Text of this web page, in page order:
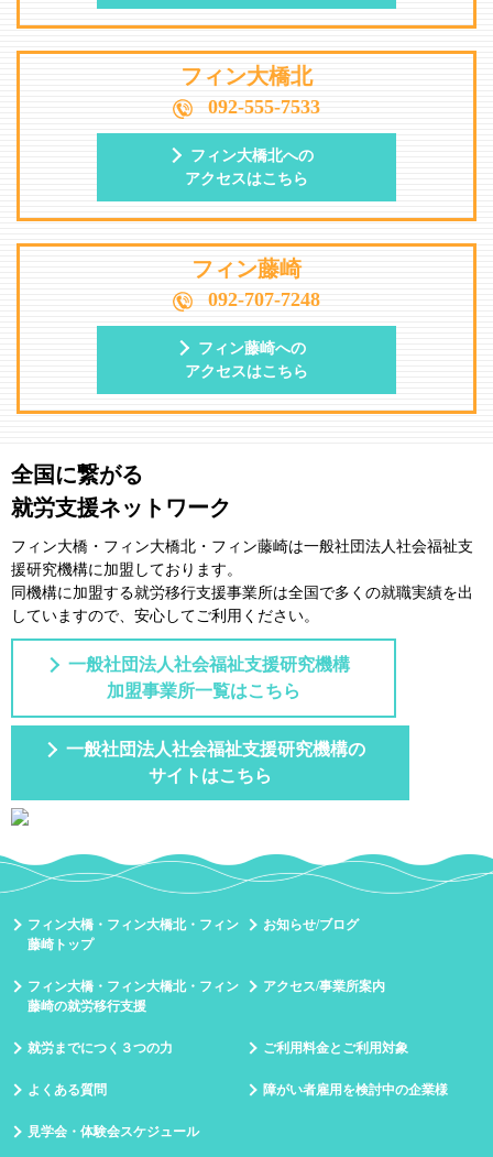
フィン大橋北
092-555-7533
フィン大橋北への
アクセスはこちら
フィン藤崎
092-707-7248
フィン藤崎への
アクセスはこちら
全国に繋がる
就労支援ネットワーク
フィン大橋・フィン大橋北・フィン藤崎は一般社団法⼈社会福祉⽀
援研究機構に加盟しております。
同機構に加盟する就労移⾏⽀援事業所は全国で多くの就職実績を出
していますので、安⼼してご利⽤ください。
一般社団法人社会福祉支援研究機構
加盟事業所一覧はこちら
一般社団法人社会福祉支援研究機構の
サイトはこちら
フィン大橋・フィン大橋北・フィン
藤崎トップ
お知らせ/ブログ
フィン大橋・フィン大橋北・フィン
藤崎の就労移行支援
アクセス/事業所案内
就労までにつく３つの力 ご利用料金とご利用対象
よくある質問 障がい者雇用を検討中の企業様
見学会・体験会スケジュール